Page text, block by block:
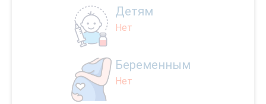
Детям
Нет
Беременным
Нет